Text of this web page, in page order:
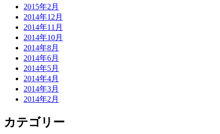
2015年2月
2014年12月
2014年11月
2014年10月
2014年8月
2014年6月
2014年5月
2014年4月
2014年3月
2014年2月
カテゴリー